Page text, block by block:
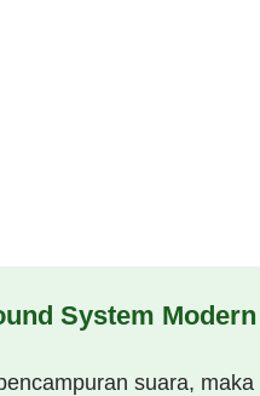
System Modern
suara, maka